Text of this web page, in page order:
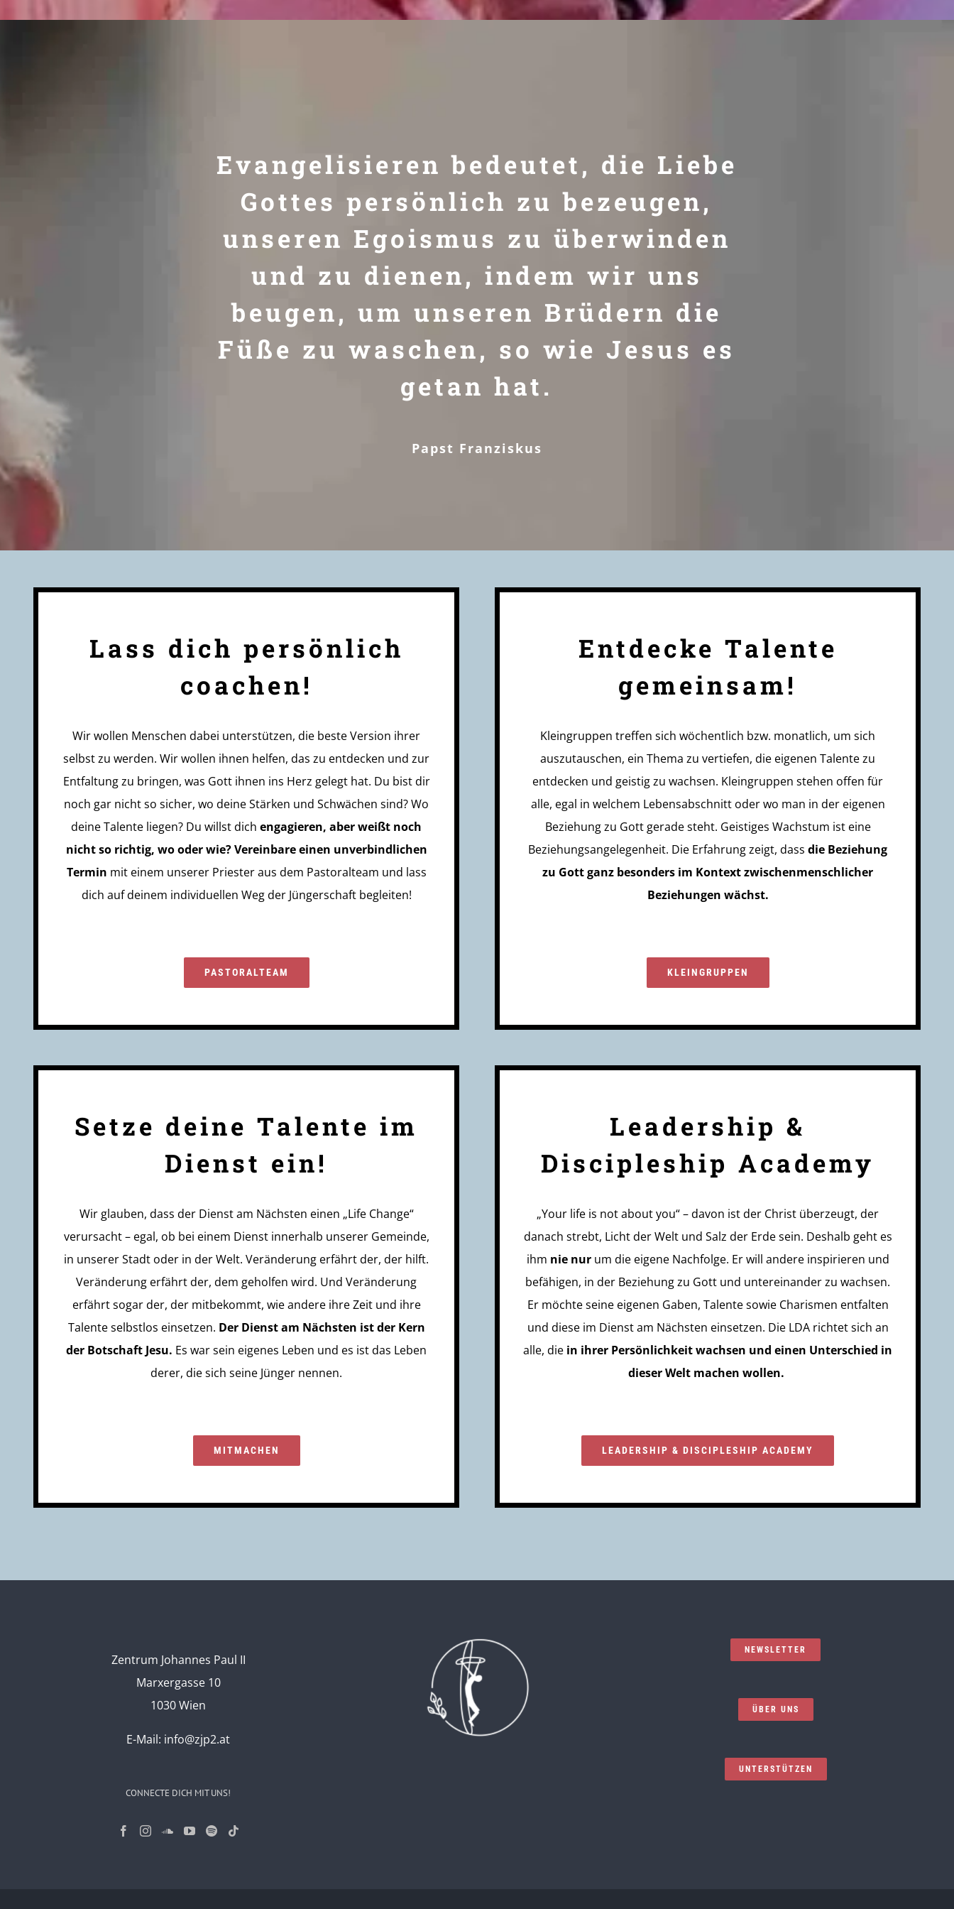
Evangelisieren bedeutet, die Liebe
Gottes persönlich zu bezeugen,
unseren Egoismus zu überwinden
und zu dienen, indem wir uns
beugen, um unseren Brüdern die
Füße zu waschen, so wie Jesus es
getan hat.
Papst Franziskus
Lass dich persönlich
coachen!
Wir wollen Menschen dabei unterstützen, die beste Version ihrer
selbst zu werden. Wir wollen ihnen helfen, das zu entdecken und zur
Entfaltung zu bringen, was Gott ihnen ins Herz gelegt hat. Du bist dir
noch gar nicht so sicher, wo deine Stärken und Schwächen sind? Wo
deine Talente liegen? Du willst dich engagieren, aber weißt noch
nicht so richtig, wo oder wie? Vereinbare einen unverbindlichen
Termin mit einem unserer Priester aus dem Pastoralteam und lass
dich auf deinem individuellen Weg der Jüngerschaft begleiten!
PASTORALTEAM
Entdecke Talente
gemeinsam!
Kleingruppen treffen sich wöchentlich bzw. monatlich, um sich
auszutauschen, ein Thema zu vertiefen, die eigenen Talente zu
entdecken und geistig zu wachsen. Kleingruppen stehen offen für
alle, egal in welchem Lebensabschnitt oder wo man in der eigenen
Beziehung zu Gott gerade steht. Geistiges Wachstum ist eine
Beziehungsangelegenheit. Die Erfahrung zeigt, dass die Beziehung
zu Gott ganz besonders im Kontext zwischenmenschlicher
Beziehungen wächst.
KLEINGRUPPEN
Setze deine Talente im
Dienst ein!
Wir glauben, dass der Dienst am Nächsten einen „Life Change“
verursacht – egal, ob bei einem Dienst innerhalb unserer Gemeinde,
in unserer Stadt oder in der Welt. Veränderung erfährt der, der hilft.
Veränderung erfährt der, dem geholfen wird. Und Veränderung
erfährt sogar der, der mitbekommt, wie andere ihre Zeit und ihre
Talente selbstlos einsetzen. Der Dienst am Nächsten ist der Kern
der Botschaft Jesu. Es war sein eigenes Leben und es ist das Leben
derer, die sich seine Jünger nennen.
MITMACHEN
Leadership &
Discipleship Academy
„Your life is not about you“ – davon ist der Christ überzeugt, der
danach strebt, Licht der Welt und Salz der Erde sein. Deshalb geht es
ihm nie nurum die eigene Nachfolge. Er will andere inspirieren und
befähigen, in der Beziehung zu Gott und untereinander zu wachsen.
Er möchte seine eigenen Gaben, Talente sowie Charismen entfalten
und diese im Dienst am Nächsten einsetzen. Die LDA richtet sich an
alle, die in ihrer Persönlichkeit wachsen und einen Unterschied in
dieser Welt machen wollen.
LEADERSHIP & DISCIPLESHIP ACADEMY
Zentrum Johannes Paul II
Marxergasse 10
1030 Wien
E-Mail: info@zjp2.at
CONNECTE DICH MIT UNS!
NEWSLETTER
ÜBER UNS
UNTERSTÜTZEN